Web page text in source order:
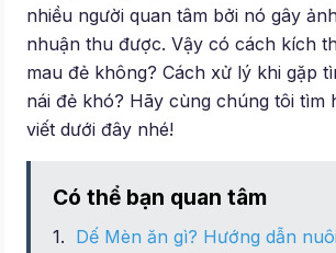
nhiều người quan tâm bởi nó gây
nhuận thu được. Vậy có cách kích
mau đẻ không? Cách xử lý khi gặp
nái đẻ khó? Hãy cùng chúng tôi tìm
viết dưới đây nhé!
Có thể bạn quan tâm
Dế Mèn ăn gì? Hướng dẫn